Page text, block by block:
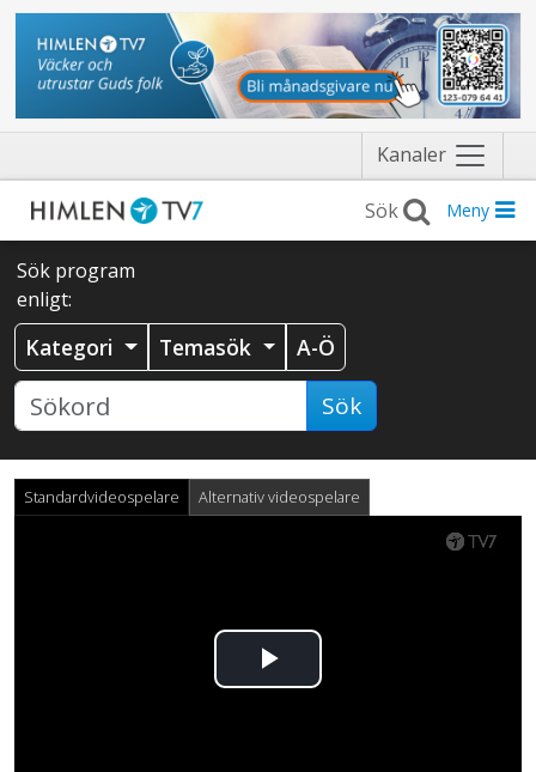
Kanaler Näytä
valikko
Meny
Sök program
enligt:
Kategori Temasök A-Ö
Sök
Standardvideospelare Alternativ videospelare
Spela